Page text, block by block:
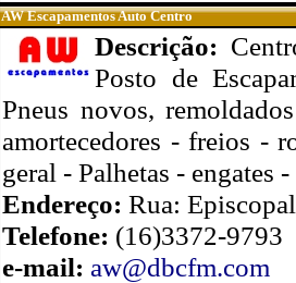
AW Escapamentos Auto Centro
Descrição:
Posto de
Pneus novos,
amortecedores - freios -
geral - Palhetas - engates
Endereço: Rua:
Telefone: (16)3372-9793
e-mail: aw@dbcfm.com